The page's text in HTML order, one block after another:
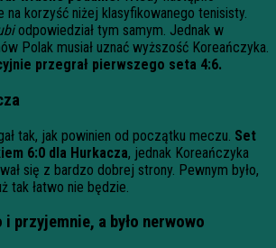
na korzyść niżej klasyfikowanego tenisisty.
odpowiedział tym samym. Jednak w
Polak musiał uznać wyższość Koreańczyka.
przegrał pierwszego seta 4:6.
tak, jak powinien od początku meczu. Set
6:0 dla Hurkacza, jednak Koreańczyka
się z bardzo dobrej strony. Pewnym było,
tak łatwo nie będzie.
i przyjemnie, a było nerwowo